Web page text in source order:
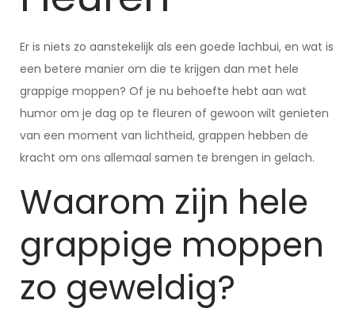
Er is niets zo aanstekelijk als een goede lachbui, en wat is
een betere manier om die te krijgen dan met hele
grappige moppen? Of je nu behoefte hebt aan wat
humor om je dag op te fleuren of gewoon wilt genieten
van een moment van lichtheid, grappen hebben de
kracht om ons allemaal samen te brengen in gelach.
Waarom zijn hele
grappige moppen
zo geweldig?